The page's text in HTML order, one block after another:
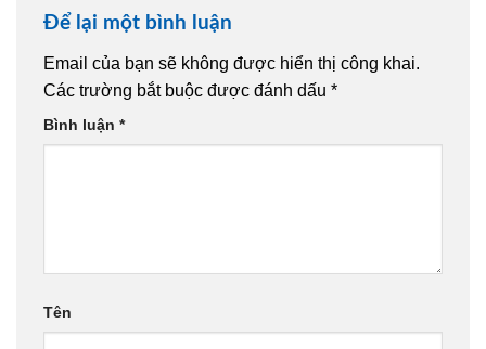
Để lại một bình luận
Email của bạn sẽ không được hiển thị công khai.
Các trường bắt buộc được đánh dấu *
Bình luận *
Tên